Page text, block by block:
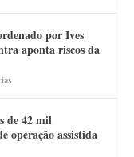
por Ives
aponta riscos da
de 42 mil
operação assistida